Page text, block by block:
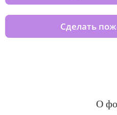
Сделать
О